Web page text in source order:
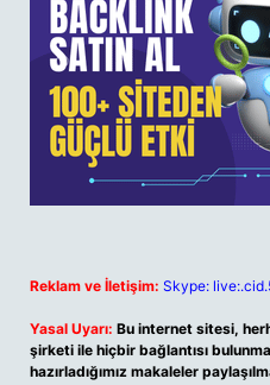
Reklam ve İletişim: Skype:
Yasal Uyarı: Bu internet sitesi,
şirketi ile hiçbir bağlantısı
hazırladığımız makaleler